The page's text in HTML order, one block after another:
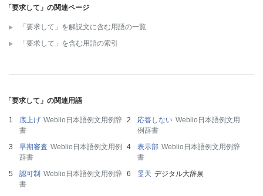
「要求して」の関連ページ
「要求して」を解説文に含む用語の一覧
「要求して」を含む用語の索引
「要求して」の関連用語
底上げ Weblio日本語例文用例辞
書
応答しない Weblio日本語例文用
例辞書
早期審査 Weblio日本語例文用例
辞書
表示部 Weblio日本語例文用例辞
書
認可制 Weblio日本語例文用例辞
書
旻天 デジタル大辞泉